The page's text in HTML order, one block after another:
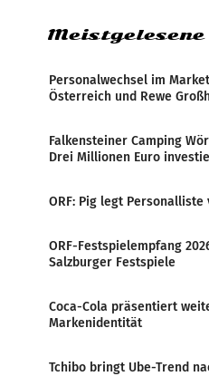
Personalwechsel im
Österreich und Rewe
Falkensteiner Camping
Drei Millionen Euro
ORF: Pig legt Personalliste
ORF-Festspielempfang
Salzburger Festspiele
Coca-Cola präsentiert
Markenidentität
Tchibo bringt Ube-Trend